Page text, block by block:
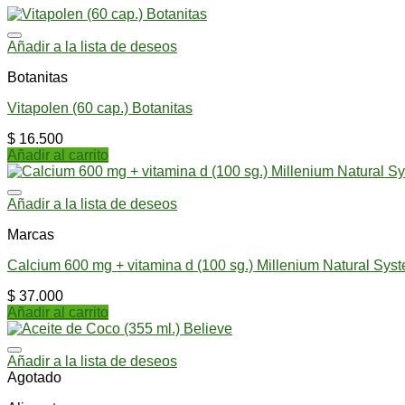
Añadir a la lista de deseos
Botanitas
Vitapolen (60 cap.) Botanitas
$ 16.500
Añadir al carrito
Añadir a la lista de deseos
Marcas
Calcium 600 mg + vitamina d (100 sg.) Millenium Natural
$ 37.000
Añadir al carrito
Añadir a la lista de deseos
Agotado